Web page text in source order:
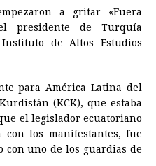
a gritar «Fuera
presidente de Turquía
de Altos Estudios
para América Latina del
(KCK), que estaba
el legislador ecuatoriano
con los manifestantes, fue
uno de los guardias de